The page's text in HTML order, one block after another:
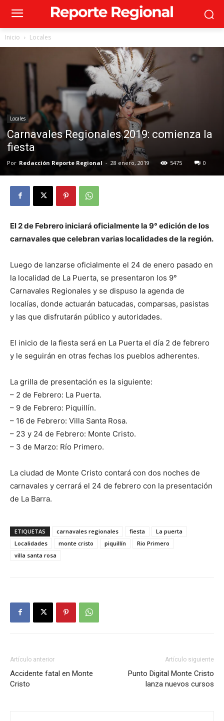
Inicio Locales
Locales
Carnavales Regionales 2019: comienza la
fiesta
Por Redacción Reporte Regional - 28 enero, 2019 5475 0
El 2 de Febrero iniciará oficialmente la 9° edición de los
carnavales que celebran varias localidades de la región.
Luego de lanzarse oficialmente el 24 de enero pasado en
la localidad de La Puerta, se presentaron los 9°
Carnavales Regionales y se dispuso la agenda de
localías, donde actuarán batucadas, comparsas, pasistas
y las que disfrutarán público y autoridades.
El inicio de la fiesta será en La Puerta el día 2 de febrero
y le seguirán en otras fechas los pueblos adherentes.
La grilla de presentación es la siguiente:
– 2 de Febrero: La Puerta.
– 9 de Febrero: Piquillín.
– 16 de Febrero: Villa Santa Rosa.
– 23 y 24 de Febrero: Monte Cristo.
– 3 de Marzo: Río Primero.
La ciudad de Monte Cristo contará con dos noches de
carnavales y cerrará el 24 de febrero con la presentación
de La Barra.
ETIQUETAS carnavales regionales fiesta
La puerta
Localidades
monte cristo piquillín
Rio Primero
villa santa rosa
Artículo anterior
Accidente fatal en Monte
Cristo
Artículo siguiente
Punto Digital Monte Cristo
lanza nuevos cursos